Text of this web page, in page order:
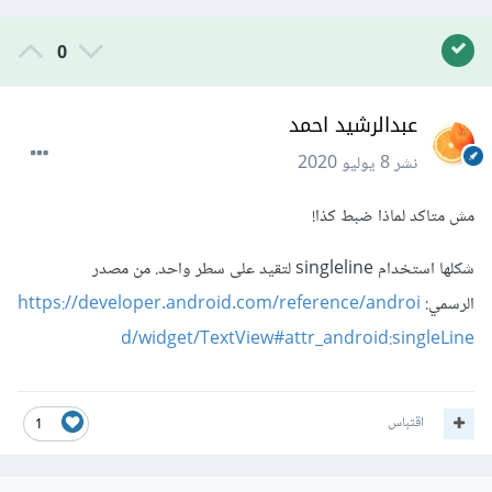
0
عبدالرشيد احمد
نشر8 يوليو 2020
مش متاكد لماذا ضبط كذا!
شكلها استخدام singleline لتقيد على سطر واحد. من مصدر
الرسمي: https://developer.android.com/reference/androi
d/widget/TextView#attr_android:singleLine
1 اقتباس